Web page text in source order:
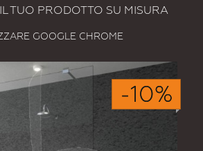
TUO PRODOTTO SU MISURA
GOOGLE CHROME
-10%